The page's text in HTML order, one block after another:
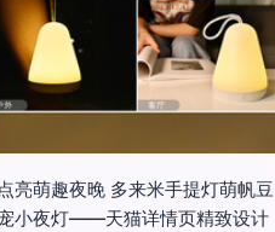
点亮萌趣夜晚 多来米手提灯萌帆豆
小夜灯——天猫详情页精致设计